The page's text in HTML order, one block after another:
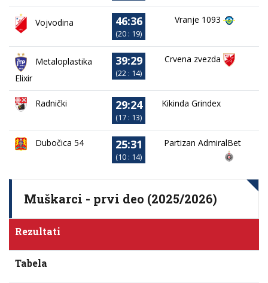
Vojvodina 46:36
(20 : 19)
Vranje 1093
Metaloplastika
Elixir
39:29
(22 : 14)
Crvena zvezda
Radnički 29:24
(17 : 13)
Kikinda Grindex
Dubočica 54 25:31
(10 : 14)
Partizan AdmiralBet
Muškarci - prvi deo (2025/2026)
Rezultati
Tabela